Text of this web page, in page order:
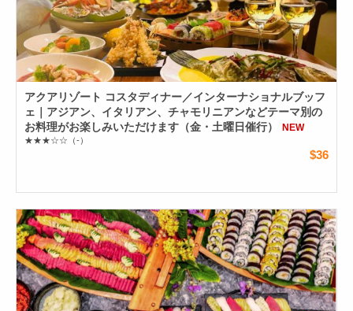
アクアリゾート コスタディナー／インターナショナルブッフ
ェ｜アジアン、イタリアン、チャモリニアンなどテーマ別の
お料理がお楽しみいただけます（金・土曜日催行）
NEW
★★★☆☆ （-）
$36